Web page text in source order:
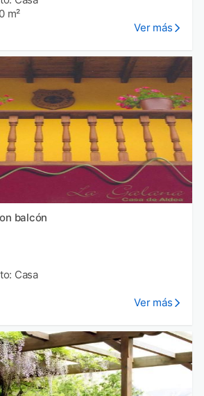
m²
Ver más
balcón
Casa
Ver más